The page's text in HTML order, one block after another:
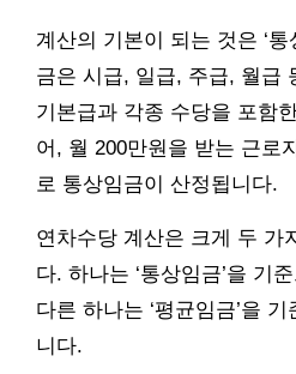
계산의 기본이 되는 것은 ‘통
금은 시급, 일급, 주급, 월급
기본급과 각종 수당을 포함
어, 월 200만원을 받는 근로
로 통상임금이 산정됩니다.
연차수당 계산은 크게 두 가
다. 하나는 ‘통상임금’을 기
다른 하나는 ‘평균임금’을
니다.